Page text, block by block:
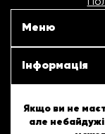
Меню
Наші проєкти
Інформація
ШБТурнір
Якщо ви не
але небайдужі